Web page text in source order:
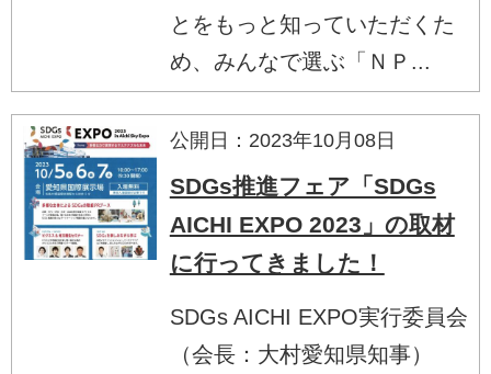
とをもっと知っていただくた
め、みんなで選ぶ「ＮＰ...
公開日：2023年10月08日
SDGs推進フェア「SDGs
AICHI EXPO 2023」の取材
に行ってきました！
SDGs AICHI EXPO実行委員会
（会長：大村愛知県知事）